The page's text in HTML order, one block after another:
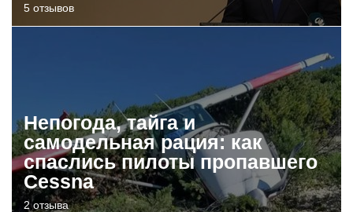
5 отзывов
Непогода, тайга и
самодельная рация: как
спаслись пилоты пропавшего
Cessna
2 отзыва